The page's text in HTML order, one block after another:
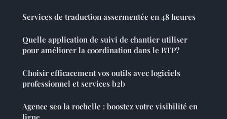
Services de traduction assermentée en 48 heures
Quelle application de suivi de chantier utiliser
pour améliorer la coordination dans le BTP?
Choisir efficacement vos outils avec logiciels
professionnel et services b2b
Agence seo la rochelle : boostez votre visibilité en